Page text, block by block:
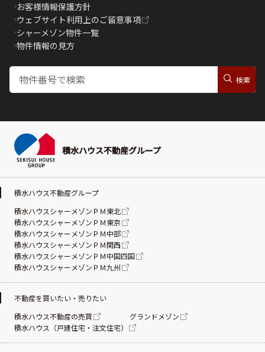
お客様情報保護方針
ウェブサイト利用上のご留意事項
シャーメゾン物件一覧
物件情報の見方
積水ハウス不動産グループ
積水ハウス不動産グループ
積水ハウスシャーメゾンＰＭ東北
積水ハウスシャーメゾンＰＭ東京
積水ハウスシャーメゾンＰＭ中部
積水ハウスシャーメゾンＰＭ関西
積水ハウスシャーメゾンＰＭ中国四国
積水ハウスシャーメゾンＰＭ九州
不動産を買いたい・売りたい
積水ハウス不動産の売買
グランドメゾン
積水ハウス（戸建住宅・注文住宅）